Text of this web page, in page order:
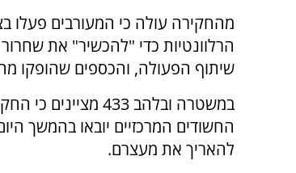
מהחקירה עולה כי המעורבים פעלו
הרלוונטיות כדי "להכשיר" את
שיתוף הפעולה, והכספים שהופקו
במשטרה ובלהב 433
החשודים המרכזיים יובאו
להאריך את מעצרם.